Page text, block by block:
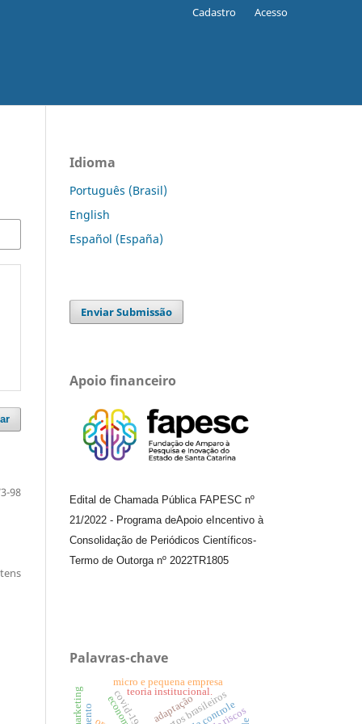
Cadastro Acesso
98
Idioma
Português (Brasil)
English
Español (España)
Enviar Submissão
Apoio financeiro
Edital de Chamada Pública FAPESC nº
21/2022 - Programa deApoio e Incentivo à
Consolidação de Periódicos Científicos-
Termo de Outorga nº 2022TR1805
Palavras-chave
covid-19.teoria institucional.
micro e pequena empresa
adaptação
economia